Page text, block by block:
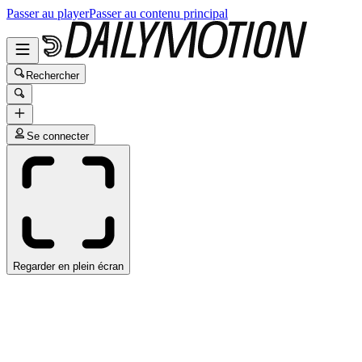
Passer au playerPasser au contenu principal
Rechercher
Se connecter
Regarder en plein écran